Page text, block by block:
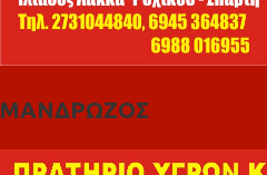
ΜΑΝΔΡΩΖΟΣ